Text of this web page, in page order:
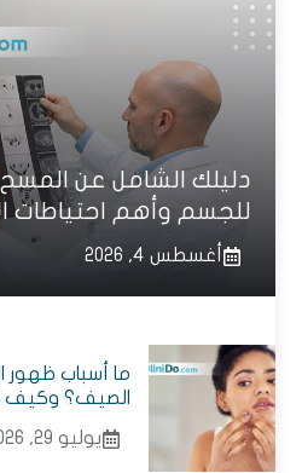
دليلك الشامل عن
للجسم وأهم احتياطات
أغسطس 4, 2026
ما أسباب
الصيف؟ وكيف
يوليو 29, 2026